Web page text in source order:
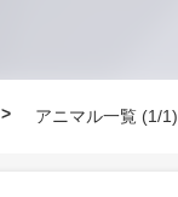
アニマル一覧 (1/1)